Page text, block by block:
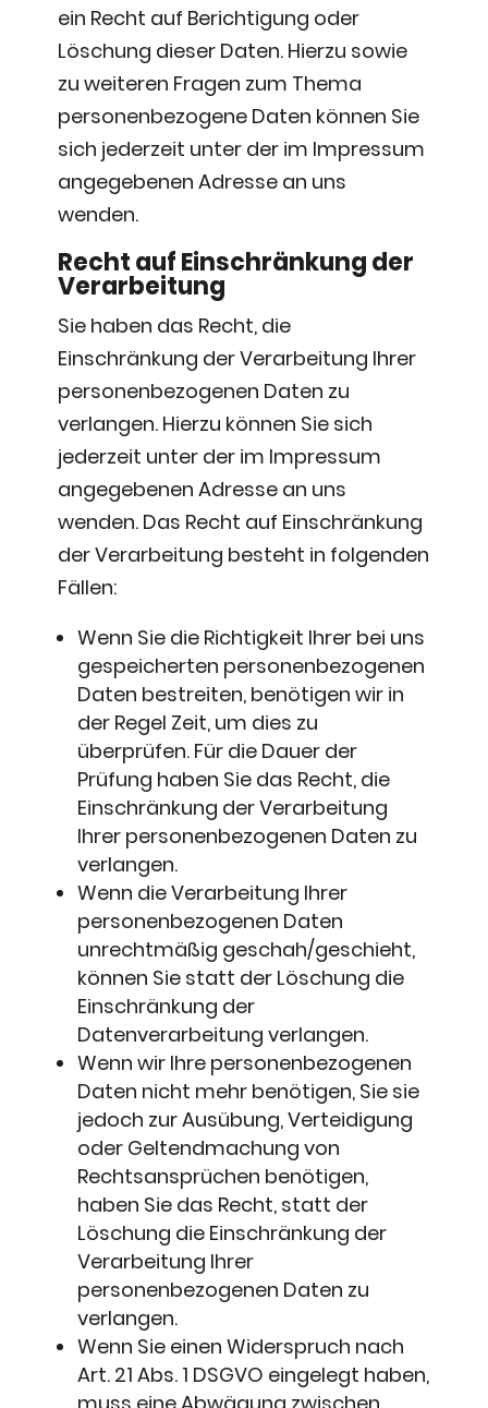
ein Recht auf Berichtigung oder
Löschung dieser Daten. Hierzu sowie
zu weiteren Fragen zum Thema
personenbezogene Daten können Sie
sich jederzeit unter der im Impressum
angegebenen Adresse an uns
wenden.
Recht auf Einschränkung der
Verarbeitung
Sie haben das Recht, die
Einschränkung der Verarbeitung Ihrer
personenbezogenen Daten zu
verlangen. Hierzu können Sie sich
jederzeit unter der im Impressum
angegebenen Adresse an uns
wenden. Das Recht auf Einschränkung
der Verarbeitung besteht in folgenden
Fällen:
Wenn Sie die Richtigkeit Ihrer bei uns
gespeicherten personenbezogenen
Daten bestreiten, benötigen wir in
der Regel Zeit, um dies zu
überprüfen. Für die Dauer der
Prüfung haben Sie das Recht, die
Einschränkung der Verarbeitung
Ihrer personenbezogenen Daten zu
verlangen.
Wenn die Verarbeitung Ihrer
personenbezogenen Daten
unrechtmäßig geschah/geschieht,
können Sie statt der Löschung die
Einschränkung der
Datenverarbeitung verlangen.
Wenn wir Ihre personenbezogenen
Daten nicht mehr benötigen, Sie sie
jedoch zur Ausübung, Verteidigung
oder Geltendmachung von
Rechtsansprüchen benötigen,
haben Sie das Recht, statt der
Löschung die Einschränkung der
Verarbeitung Ihrer
personenbezogenen Daten zu
verlangen.
Wenn Sie einen Widerspruch nach
Art. 21 Abs. 1 DSGVO eingelegt haben,
muss eine Abwägung zwischen